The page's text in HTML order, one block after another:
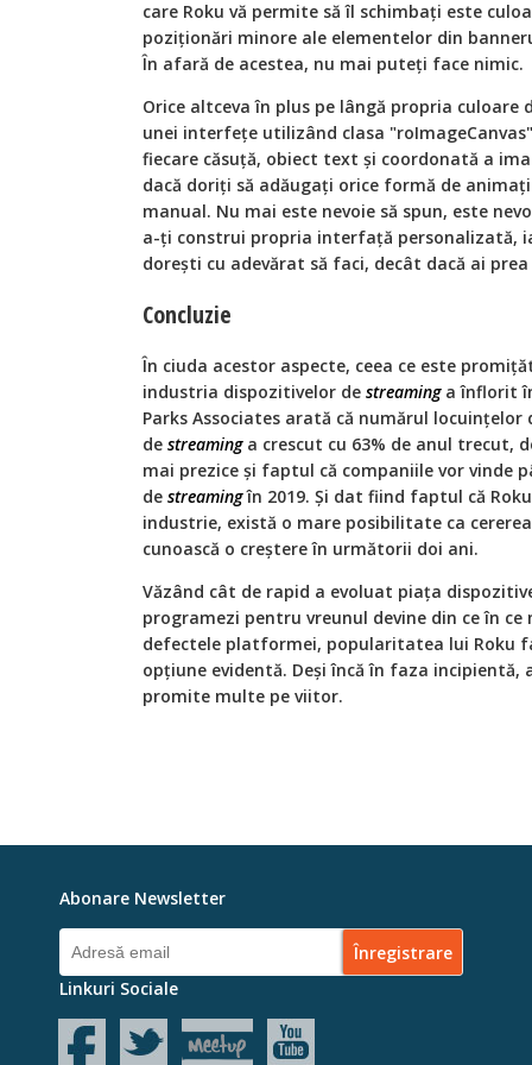
care Roku vă permite să îl schimbați este
poziționări minore ale elementelor din
În afară de acestea, nu mai puteți face nimic.
Orice altceva în plus pe lângă propria culoare
unei interfețe utilizând clasa
fiecare căsuță, obiect text și coordonată a
dacă doriți să adăugați orice formă de
manual. Nu mai este nevoie să spun, este
a-ți construi propria interfață personalizată,
dorești cu adevărat să faci, decât dacă ai
Concluzie
În ciuda acestor aspecte, ceea ce este
industria dispozitivelor de streaminga înflorit
Parks Associates arată că numărul locuințelor
de streaminga crescut cu 63% de anul trecut,
mai prezice și faptul că companiile vor vinde
de streamingîn 2019. Și dat fiind faptul că
industrie, există o mare posibilitate ca
cunoască o creștere în următorii doi ani.
Văzând cât de rapid a evoluat piața
programezi pentru vreunul devine din ce în
defectele platformei, popularitatea lui Roku
opțiune evidentă. Deși încă în faza incipientă,
promite multe pe viitor.
Abonare Newsletter
Linkuri Sociale